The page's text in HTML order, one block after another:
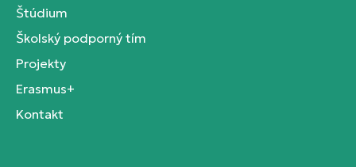
Štúdium
Školský podporný tím
Projekty
Erasmus+
Kontakt